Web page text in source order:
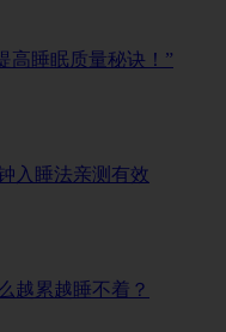
高睡眠质量秘诀！”
入睡法亲测有效
越累越睡不着？